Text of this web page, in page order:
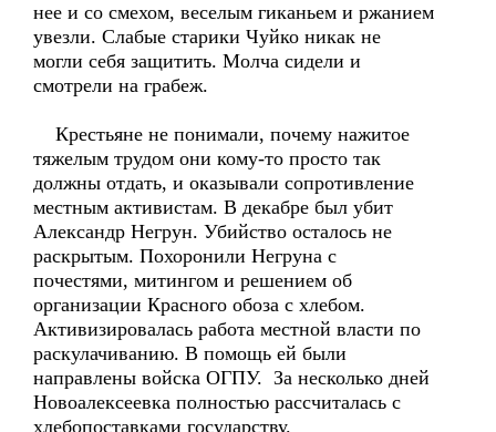
нее и со смехом, веселым гиканьем и ржанием
увезли. Слабые старики Чуйко никак не
могли себя защитить. Молча сидели и
смотрели на грабеж.
Крестьяне не понимали, почему нажитое
тяжелым трудом они кому-то просто так
должны отдать, и оказывали сопротивление
местным активистам. В декабре был убит
Александр Негрун. Убийство осталось не
раскрытым. Похоронили Негруна с
почестями, митингом и решением об
организации Красного обоза с хлебом.
Активизировалась работа местной власти по
раскулачиванию. В помощь ей были
направлены войска ОГПУ. За несколько дней
Новоалексеевка полностью рассчиталась с
хлебопоставками государству.